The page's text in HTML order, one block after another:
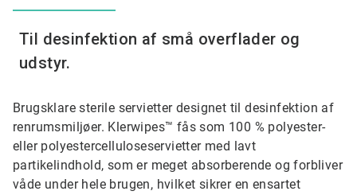
Til desinfektion af små overflader og
udstyr.
Brugsklare sterile servietter designet til desinfektion af
renrumsmiljøer. Klerwipes™ fås som 100 % polyester-
eller polyestercelluloseservietter med lavt
partikelindhold, som er meget absorberende og forbliver
våde under hele brugen, hvilket sikrer en ensartet